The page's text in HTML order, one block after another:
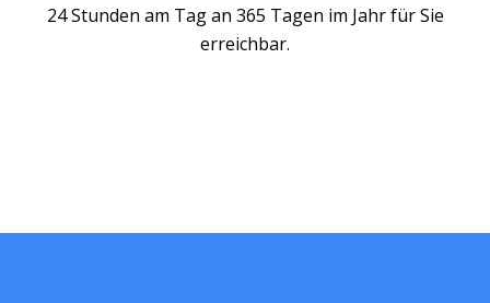
24 Stunden am Tag an 365 Tagen im Jahr für Sie
erreichbar.